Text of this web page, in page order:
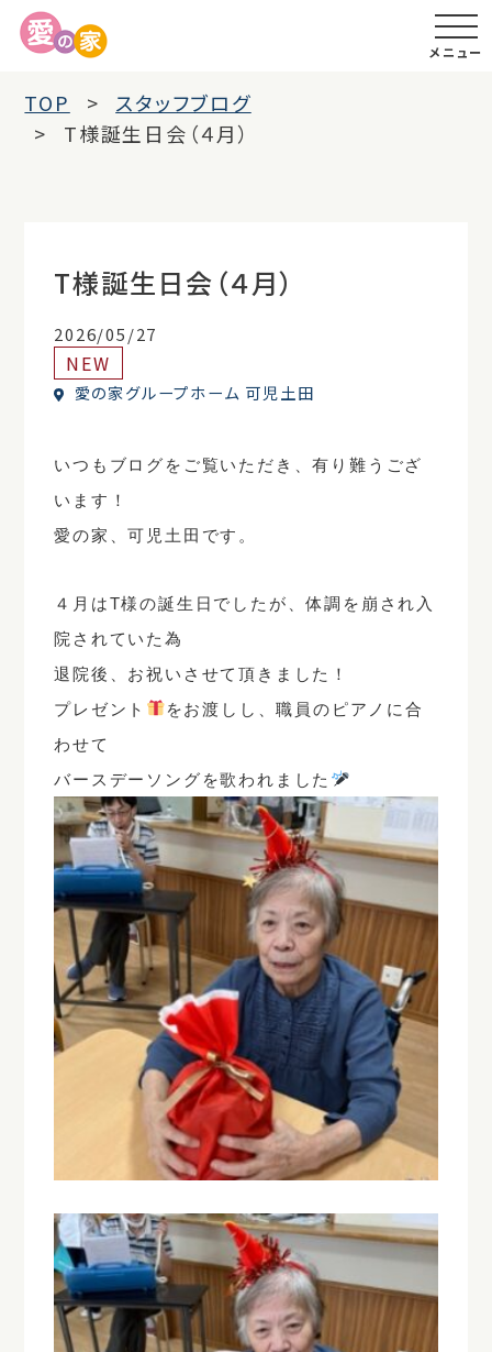
メニュー
TOP
スタッフブログ
T様誕生日会（４月）
T様誕生日会（４月）
2026/05/27
NEW
愛の家グループホーム 可児土田
いつもブログをご覧いただき、有り難うござ
います！
愛の家、可児土田です。
４月はT様の誕生日でしたが、体調を崩され入
院されていた為
退院後、お祝いさせて頂きました！
プレゼント
をお渡しし、職員のピアノに合
わせて
バースデーソングを歌われました